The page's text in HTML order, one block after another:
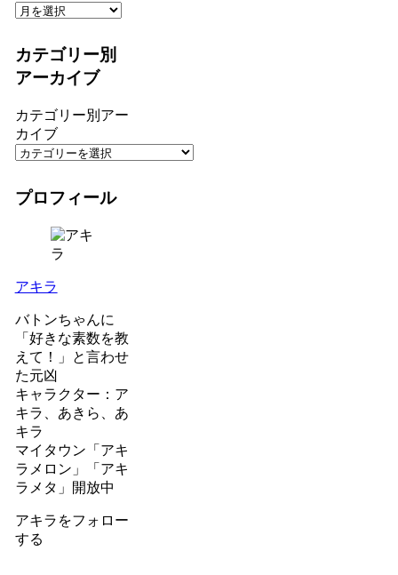
カテゴリー別
アーカイブ
カテゴリー別アー
カイブ
プロフィール
アキラ
バトンちゃんに
「好きな素数を教
えて！」と言わせ
た元凶
キャラクター：ア
キラ、あきら、あ
キラ
マイタウン「アキ
ラメロン」「アキ
ラメタ」開放中
アキラをフォロー
する